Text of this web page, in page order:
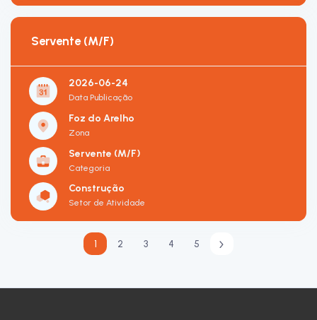
Servente (M/F)
2026-06-24
Data Publicação
Foz do Arelho
Zona
Servente (M/F)
Categoria
Construção
Setor de Atividade
1 2 3 4 5